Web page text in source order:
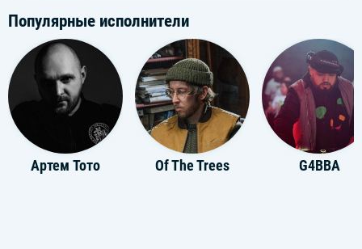
Популярные исполнители
Артем Тото Of The Trees G4BBA